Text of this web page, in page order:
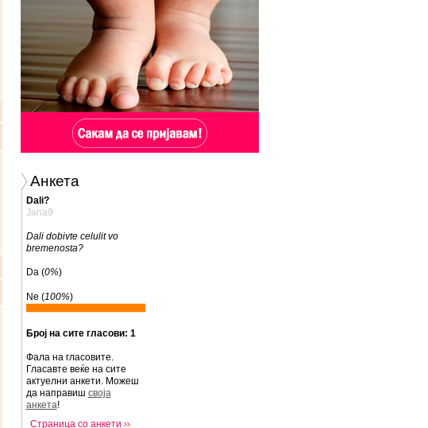
Анкета
Dali?
Jana9
Dali dobivte celulit vo
bremenosta?
Da (0%)
Ne (100%)
Број на сите гласови: 1
Фала на гласовите.
Гласавте веќе на сите
актуелни анкети. Можеш
да направиш своја
анкета!
Страница со анкети